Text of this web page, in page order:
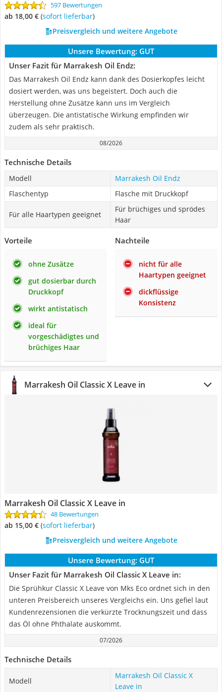
597 Bewertungen
ab 18,00 € ( Sofort lieferbar)
Preisvergleich und weitere Angebote
Unsere Bewertung: GUT
Unser Fazit für Marrakesh Oil Endz:
Das Marrakesh Oil Endz kann dank des Dosierkopfes leicht
dosiert werden, was uns begeistert. Doch auch die
Herstellung ohne Zusätze kann uns im Vergleich
überzeugen. Die antistatische Wirkung empfinden wir
zudem als sehr praktisch.
08/2026
Technische Details
Modell
Marrakesh Oil Endz
Flaschentyp
Flasche mit Druckkopf
Für alle Haartypen geeignet
Für brüchiges und sprödes
Haar
Vorteile
ohne Zusätze
gut dosierbar durch
Druckkopf
wirkt antistatisch
ideal für
vorgeschädigtes und
brüchiges Haar
Nachteile
nicht für alle
Haartypen geeignet
dickflüssige
Konsistenz
Marrakesh Oil Classic X Leave in
Marrakesh Oil Classic X Leave in
48 Bewertungen
ab 15,00 € ( Sofort lieferbar)
Preisvergleich und weitere Angebote
Unsere Bewertung: GUT
Unser Fazit für Marrakesh Oil Classic X Leave in:
Die Sprühkur Classic X Leave von Mks Eco ordnet sich in den
unteren Preisbereich unseres Vergleichs ein. Uns gefiel laut
Kundenrezensionen die verkürzte Trocknungszeit und dass
das Öl ohne Phthalate auskommt.
07/2026
Technische Details
Modell
Marrakesh Oil Classic X
Leave in